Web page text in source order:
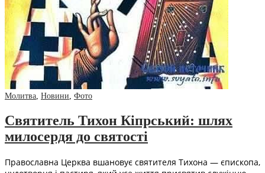
Молитва Новини Фото
Святитель Тихон Кіпрський: шлях
милосердя до святості
Православна Церква вшановує святителя Тихона — єпископа,